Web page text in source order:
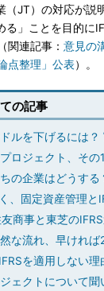
（JT）の対応が説
る」ことを目的に
関連記事： 意見の
点整理」公表）。
の記事
ルを下げるには？
ロジェクト、その
の企業はどうする
、固定資産管理と
商事と東芝の
な流れ、早ければ
を適用しない理
ェクトについて聞